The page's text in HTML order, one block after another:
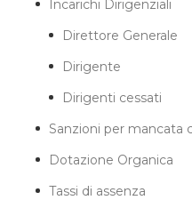
Incarichi Dirigenziali
Direttore Generale
Dirigente
Dirigenti cessati
Sanzioni per mancata
Dotazione Organica
Tassi di assenza